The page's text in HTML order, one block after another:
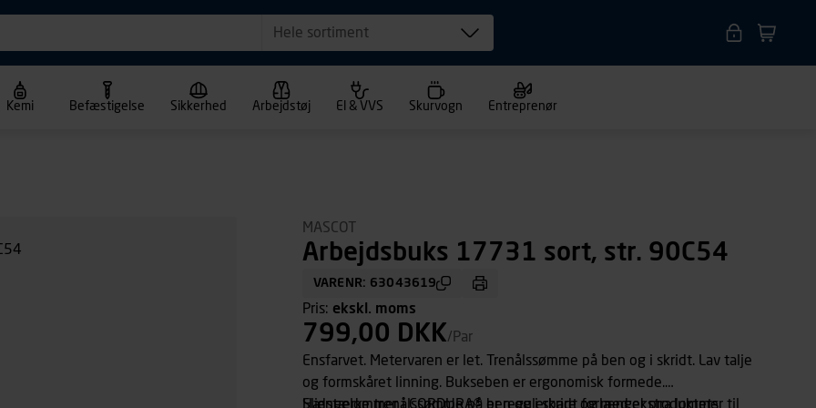
Hele sortiment
Kemi Befæstigelse Sikkerhed Arbejdstøj El & VVS Skurvogn Entreprenør
MASCOT
Arbejdsbuks 17731 sort, str. 90C54
VARENR: 63043619
Pris: ekskl. moms
799,00 DKK/Par
Ensfarvet. Metervaren er let. Trenålssømme på ben og i skridt. Lav talje
og formskåret linning. Bukseben er ergonomisk formede.
Hængelommer i CORDURA® er regulerbare og med ekstra lommer til
Slidstærke trenålssømme på ben og i skridt forlænger produktets